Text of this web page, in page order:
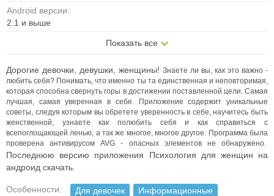
Android версии:
2.1 и выше
Показать все
Дорогие девочки, девушки, женщины! Знаете ли вы, как это важно -
любить себя? Понимать, что именно ты та единственная и неповторимая,
которая способна свернуть горы в достижении поставленной цели. Самая
лучшая, самая уверенная в себе.
Приложение содержит уникальные
советы, следуя которым вы обретете уверенность в себе, научитесь быть
женственной, узнаете как полюбить себя и как справиться с
всепоглощающей ленью, а так же многое, многое другое. Программа была
проверена антивирусом AVG - опасных элементов не обнаружено.
Последнюю версию приложения Психология для женщин на
андроид скачать.
Особенности: Для девочек Информационные